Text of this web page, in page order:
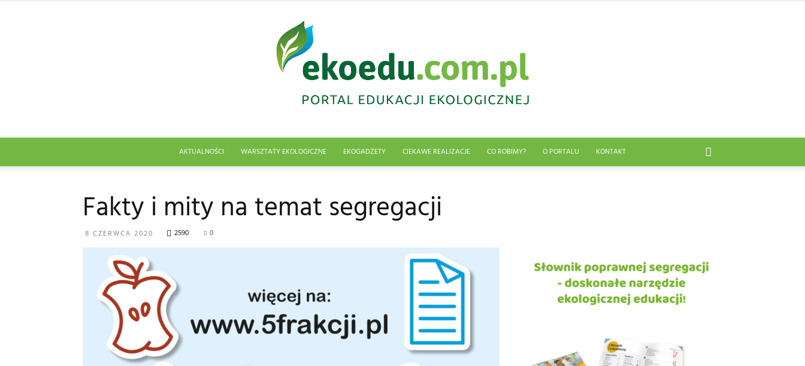
ekologiczna
Abrys
AKTUALNOŚCI WARSZTATY EKOLOGICZNE EKOGADŻETY CIEKAWE REALIZACJE CO ROBIMY? O PORTALU KONTAKT
Fakty i mity na temat segregacji
8 CZERWCA 2020 2590 0